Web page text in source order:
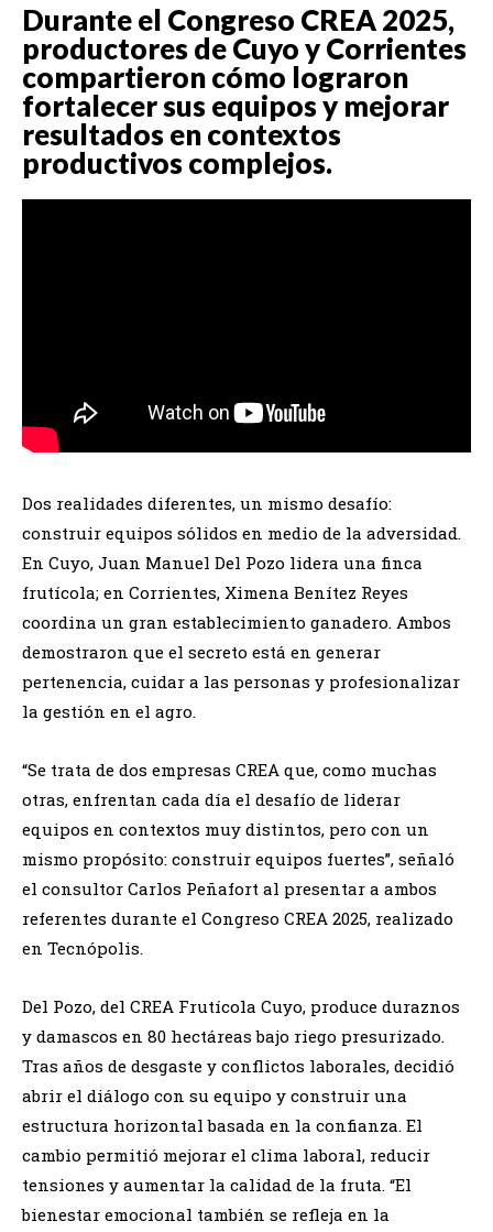
Durante el Congreso CREA 2025,
productores de Cuyo y Corrientes
compartieron cómo lograron
fortalecer sus equipos y mejorar
resultados en contextos
productivos complejos.
Dos realidades diferentes, un mismo desafío:
construir equipos sólidos en medio de la adversidad.
En Cuyo, Juan Manuel Del Pozo lidera una finca
frutícola; en Corrientes, Ximena Benítez Reyes
coordina un gran establecimiento ganadero. Ambos
demostraron que el secreto está en generar
pertenencia, cuidar a las personas y profesionalizar
la gestión en el agro.
“Se trata de dos empresas CREA que, como muchas
otras, enfrentan cada día el desafío de liderar
equipos en contextos muy distintos, pero con un
mismo propósito: construir equipos fuertes”, señaló
el consultor Carlos Peñafort al presentar a ambos
referentes durante el Congreso CREA 2025, realizado
en Tecnópolis.
Del Pozo, del CREA Frutícola Cuyo, produce duraznos
y damascos en 80 hectáreas bajo riego presurizado.
Tras años de desgaste y conflictos laborales, decidió
abrir el diálogo con su equipo y construir una
estructura horizontal basada en la confianza. El
cambio permitió mejorar el clima laboral, reducir
tensiones y aumentar la calidad de la fruta. “El
bienestar emocional también se refleja en la